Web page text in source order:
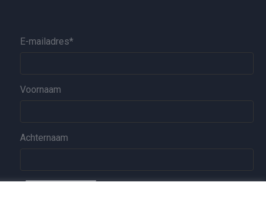
E-mailadres*
Voornaam
Achternaam